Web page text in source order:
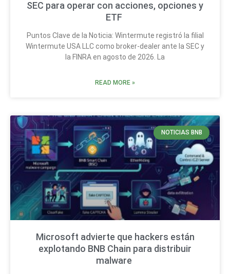
SEC para operar con acciones, opciones y
ETF
Puntos Clave de la Noticia: Wintermute registró la filial
Wintermute USA LLC como broker-dealer ante la SEC y
la FINRA en agosto de 2026. La
READ MORE »
NOTICIAS BNB
Microsoft advierte que hackers están
explotando BNB Chain para distribuir
malware